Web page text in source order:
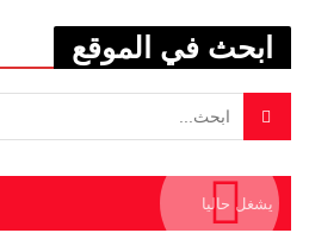
ابحث في الموقع
يشغل حاليا